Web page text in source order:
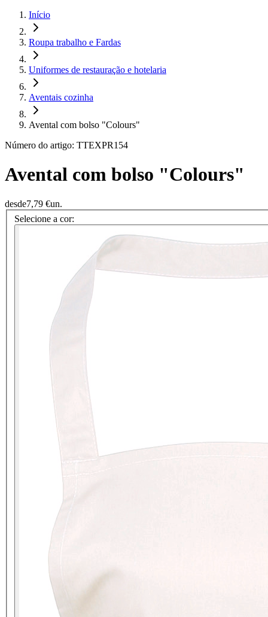
Início
Roupa trabalho e Fardas
Uniformes de restauração e hotelaria
Aventais cozinha
Avental com bolso "Colours"
Número do artigo: TTEXPR154
Avental com bolso "Colours"
desde7,79 €un.
Selecione a cor: